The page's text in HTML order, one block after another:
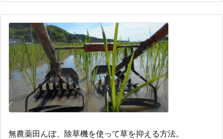
無農薬田んぼ、除草機を使って草を抑える方法。